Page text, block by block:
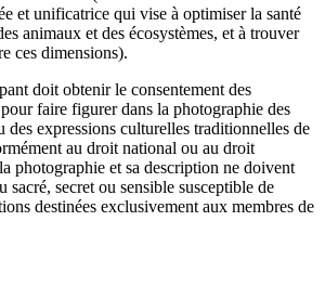
et unificatrice qui vise à optimiser la santé
animaux et des écosystèmes, et à trouver
ces dimensions).
doit obtenir le consentement des
faire figurer dans la photographie des
des expressions culturelles traditionnelles de
au droit national ou au droit
photographie et sa description ne doivent
sacré, secret ou sensible susceptible de
destinées exclusivement aux membres de